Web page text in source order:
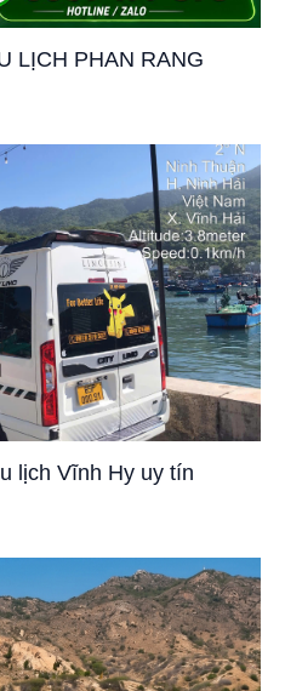
LỊCH PHAN RANG
lịch Vĩnh Hy uy tín